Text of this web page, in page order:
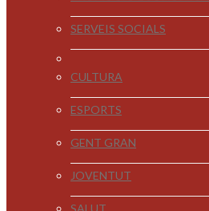
SERVEIS SOCIALS
CULTURA
ESPORTS
GENT GRAN
JOVENTUT
SALUT